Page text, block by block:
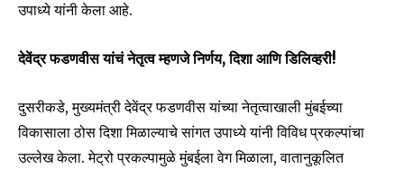
SUBSCRIBERS and be part of the
conversation.
To subscribe, simply enter your email address on our website
उपाध्ये यांनी केला आहे.
देवेंद्र फडणवीस यांचं नेतृत्व म्हणजे निर्णय, दिशा आणि डिलिव्हरी!
दुसरीकडे, मुख्यमंत्री देवेंद्र फडणवीस यांच्या नेतृत्वाखाली मुंबईच्या
विकासाला ठोस दिशा मिळाल्याचे सांगत उपाध्ये यांनी विविध प्रकल्पांचा
उल्लेख केला. मेट्रो प्रकल्पामुळे मुंबईला वेग मिळाला, वातानुकूलित